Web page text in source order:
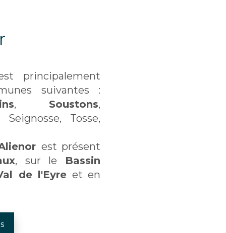
principalement
suivantes :
, Soustons,
Seignosse, Tosse,
est présent
, sur le Bassin
de l'Eyre et en